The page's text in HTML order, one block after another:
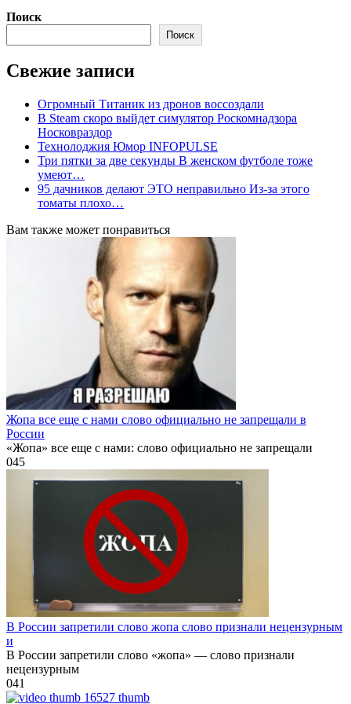
Поиск
Поиск
Свежие записи
Огромный Титаник из дронов воссоздали
В Steam скоро выйдет симулятор Роскомнадзора
Носковраздор
Технолоджия Юмор INFOPULSE
Три пятки за две секунды В женском футболе тоже
умеют…
95 дачников делают ЭТО неправильно Из-за этого
томаты плохо…
Вам также может понравиться
Жопа все еще с нами слово официально не запрещали в
России
«Жопа» все еще с нами: слово официально не запрещали
045
В России запретили слово жопа слово признали нецензурным
и
В России запретили слово «жопа» — слово признали
нецензурным
041